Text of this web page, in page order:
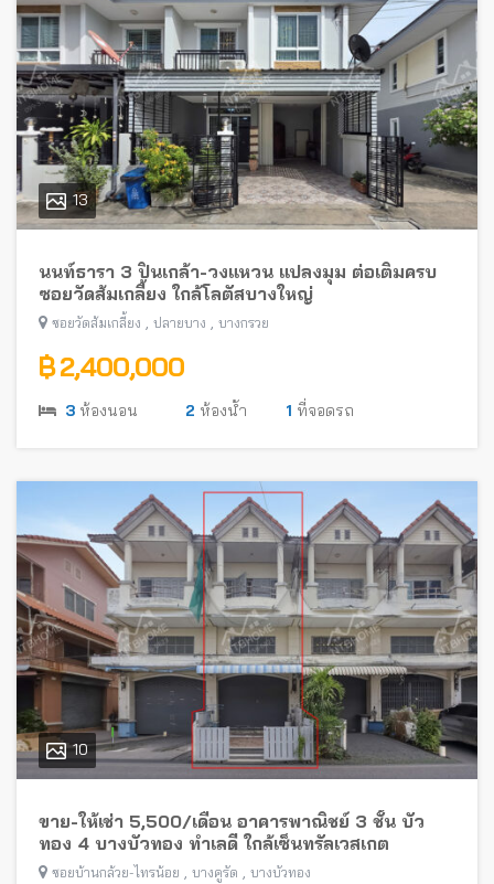
13
นนท์ธารา 3 ปิ่นเกล้า-วงแหวน แปลงมุม ต่อเติมครบ
ซอยวัดส้มเกลี้ยง ใกล้โลตัสบางใหญ่
ซอยวัดส้มเกลี้ยง ปลายบาง บางกรวย
฿ 2,400,000
3 ห้องนอน 2 ห้องน้ำ 1 ที่จอดรถ
10
ขาย-ให้เช่า 5,500/เดือน อาคารพาณิชย์ 3 ชั้น บัว
ทอง 4 บางบัวทอง ทำเลดี ใกล้เซ็นทรัลเวสเกต
ซอยบ้านกล้วย-ไทรน้อย บางคูรัด บางบัวทอง